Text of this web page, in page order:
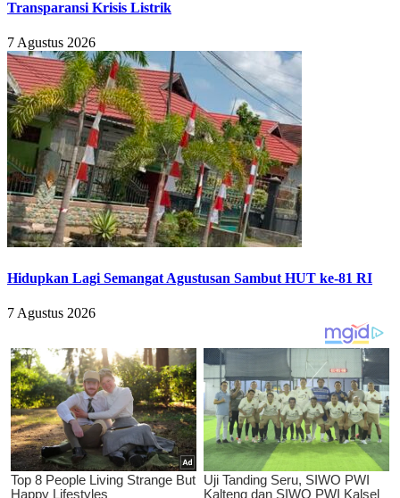
Transparansi Krisis Listrik
7 Agustus 2026
Hidupkan Lagi Semangat Agustusan Sambut HUT ke-81 RI
7 Agustus 2026